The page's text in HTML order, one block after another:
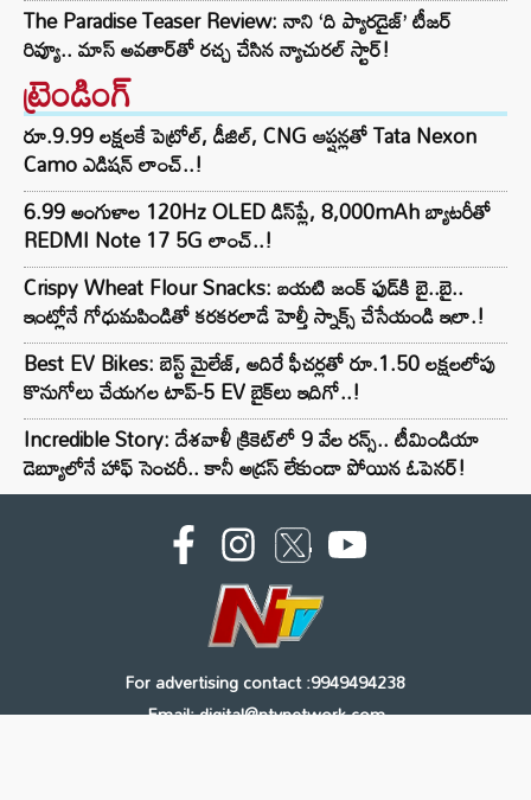
The Paradise Teaser Review: నాని ‘ది ప్యారడైజ్’ టీజర్
రివ్యూ.. మాస్ అవతార్‌తో రచ్చ చేసిన న్యాచురల్ స్టార్!
ట్రెండింగ్‌
రూ.9.99 లక్షలకే పెట్రోల్, డీజిల్, CNG ఆప్షన్లతో Tata Nexon
Camo ఎడిషన్ లాంచ్..!
6.99 అంగుళాల 120Hz OLED డిస్‌ప్లే, 8,000mAh బ్యాటరీతో
REDMI Note 17 5G లాంచ్..!
Crispy Wheat Flour Snacks: బయటి జంక్ ఫుడ్‌కి బై..బై..
ఇంట్లోనే గోధుమపిండితో కరకరలాడే హెల్తీ స్నాక్స్ చేసేయండి ఇలా.!
Best EV Bikes: బెస్ట్ మైలేజ్, అదిరే ఫీచర్లతో రూ.1.50 లక్షలలోపు
కొనుగోలు చేయగల టాప్-5 EV బైక్‌లు ఇదిగో..!
Incredible Story: దేశవాళీ క్రికెట్‌లో 9 వేల రన్స్.. టీమిండియా
డెబ్యూలోనే హాఫ్ సెంచరీ.. కానీ అడ్రస్ లేకుండా పోయిన ఓపెనర్!
For advertising contact :9949494238
Email: digital@ntvnetwork.com